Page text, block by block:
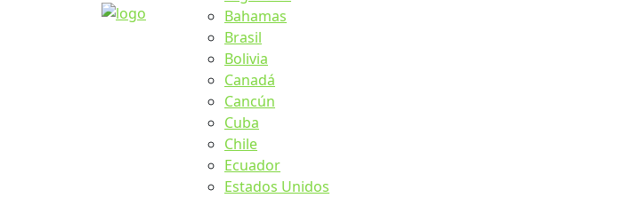
Bahamas
Brasil
Bolivia
Canadá
Cancún
Cuba
Chile
Ecuador
Estados Unidos